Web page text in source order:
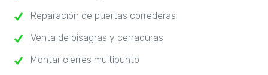
Reparación de puertas correderas
Venta de bisagras y cerraduras
Montar cierres multipunto